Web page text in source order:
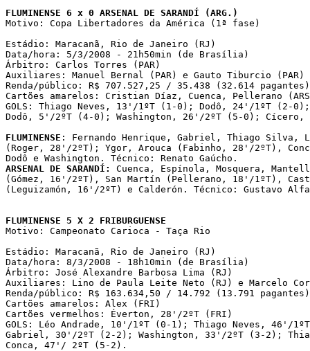
FLUMINENSE 6 x 0 ARSENAL DE SARANDÍ (ARG.)
Motivo: Copa Libertadores da América (1ª fase)
Estádio: Maracanã, Rio de Janeiro (RJ)
Data/hora: 5/3/2008 - 21h50min (de Brasília)
Árbitro: Carlos Torres (PAR)
Auxiliares: Manuel Bernal (PAR) e Gauto Tiburcio (PAR)
Renda/público: R$ 707.527,25 / 35.438 (32.614 pagantes)
Cartões amarelos: Cristian Díaz, Cuenca, Pellerano
GOLS: Thiago Neves, 13'/1ºT (1-0); Dodô, 24'/1ºT (2-
Dodô, 5'/2ºT (4-0); Washington, 26'/2ºT (5-0); Cícero,
FLUMINENSE : Fernando Henrique, Gabriel, Thiago Silva,
(Roger, 28'/2ºT); Ygor, Arouca (Fabinho, 28'/2ºT),
ARSENAL DE SARANDÍ:
Cuenca, Espínola, Mosquera,
(Gómez, 16'/2ºT), San Martín (Pellerano, 18'/1ºT),
(Leguizamón, 16'/2ºT) e Calderón. Técnico: Gustavo
FLUMINENSE 5 X 2 FRIBURGUENSE
Motivo: Campeonato Carioca - Taça Rio
Estádio: Maracanã, Rio de Janeiro (RJ)
Data/hora: 8/3/2008 - 18h10min (de Brasília)
Árbitro: José Alexandre Barbosa Lima (RJ)
Auxiliares: Lino de Paula Leite Neto (RJ) e Marcelo
Renda/público: R$ 163.634,50 / 14.792 (13.791 pagantes)
Cartões amarelos: Alex (FRI)
Cartões vermelhos: Éverton, 28'/2ºT (FRI)
GOLS: Léo Andrade, 10'/1ºT (0-1); Thiago Neves, 46'/
Gabriel, 30'/2ºT (2-2); Washington, 33'/2ºT (3-2);
Conca, 47'/ 2ºT (5-2).